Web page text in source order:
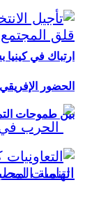
ارتباك في كينيا بشأن
الحضور
بين طموحات